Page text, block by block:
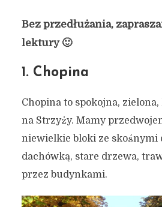
Bez przedłużania,
lektury 🙂
1. Chopina
Chopina to spokojna,
na Strzyży. Mamy
niewielkie bloki ze
dachówką, stare drzewa,
przez budynkami.